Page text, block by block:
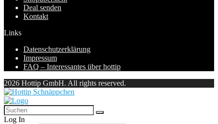
Deal senden
Kontakt
Links
Datenschutzerklärung
Impressum
FAQ – Interessantes über hottip
2026 Hottip GmbH. All rights reserved.
Log In